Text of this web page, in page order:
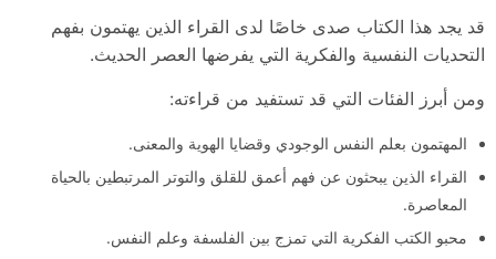
قد يجد هذا الكتاب صدى خاصًا لدى القراء الذين يهتمون بفهم
التحديات النفسية والفكرية التي يفرضها العصر الحديث.
ومن أبرز الفئات التي قد تستفيد من قراءته:
المهتمون بعلم النفس الوجودي وقضايا الهوية والمعنى.
القراء الذين يبحثون عن فهم أعمق للقلق والتوتر المرتبطين بالحياة
المعاصرة.
محبو الكتب الفكرية التي تمزج بين الفلسفة وعلم النفس.